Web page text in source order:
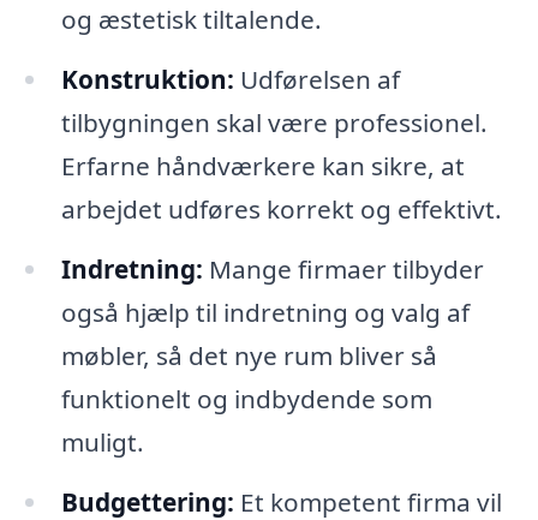
og æstetisk tiltalende.
Konstruktion: Udførelsen af
tilbygningen skal være professionel.
Erfarne håndværkere kan sikre, at
arbejdet udføres korrekt og effektivt.
Indretning: Mange firmaer tilbyder
også hjælp til indretning og valg af
møbler, så det nye rum bliver så
funktionelt og indbydende som
muligt.
Budgettering: Et kompetent firma vil